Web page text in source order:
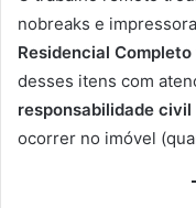
nobreaks e
Residencial Completo
desses itens com
responsabilidade civil
ocorrer no imóvel